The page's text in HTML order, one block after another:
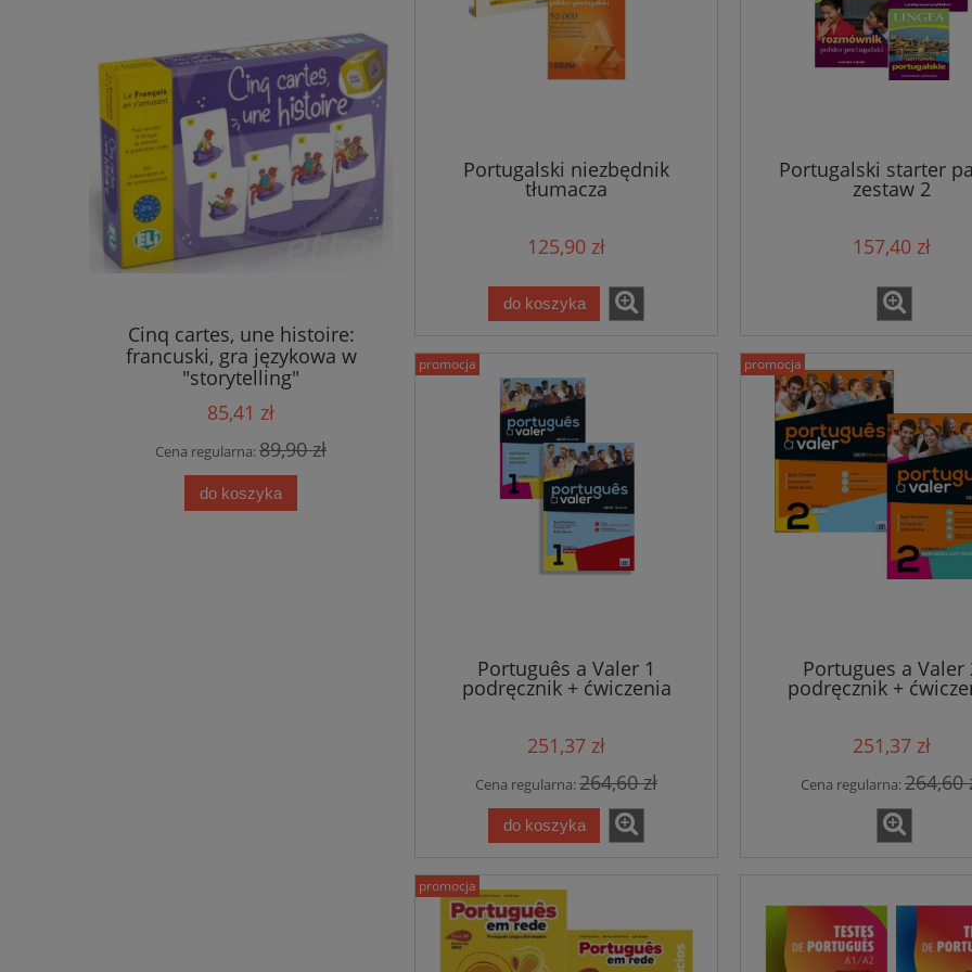
Cinq cartes, une histoire:
francuski, gra językowa w
"storytelling"
85,41 zł
Cena regularna:89,90 zł
do koszyka
podręcznik + DVD + CD MP3
139,56 zł
Cena regularna:146,90 zł
do koszyka
114,71 zł
Cena regularna:120,75 zł
do koszyka
Portugalski niezbędnik
tłumacza
125,90 zł
do koszyka
Portugalski starter
zestaw 2
157,40 zł
Português a Valer 1
podręcznik + ćwiczenia
251,37 zł
Cena regularna:264,60 zł
do koszyka
promocja
Portugues a Valer
podręcznik +
251,37 zł
Cena regularna:264,60
promocja
promocja